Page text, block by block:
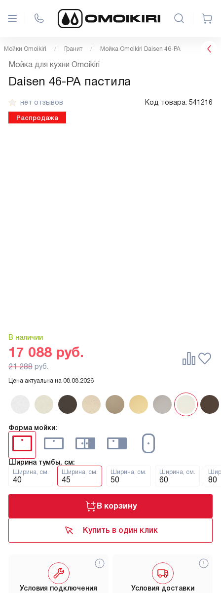
Мойки Omoikiri Гранит Мойка Omoikiri Daisen 46-PA
нет отзывов Код товара: 541216
В наличии
Распродажа
Мойка для кухни Omoikiri
Daisen 46-PA пастила
Форма мойки:
Ширина тумбы, см:
Ширина, см.
40
Ширина, см.
45
Ширина, см.
50
Ширина, см.
60 80
Цена актуальна на 08.08.2026
17 088 руб.
21 288 руб.
В корзину
Купить в один клик
Условия доставки
Условия подключения